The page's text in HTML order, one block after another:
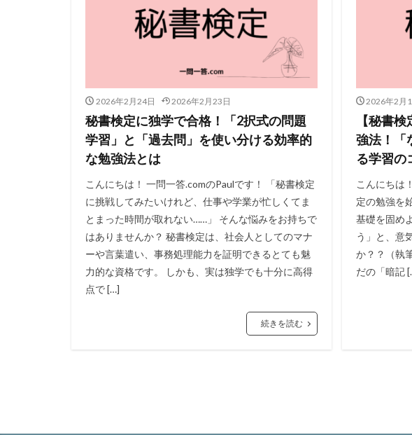
2026年2月24日 2026年2月23日
秘書検定に独学で合格！「2択式の問題
学習」と「過去問」を使い分ける効率的
な勉強法とは
こんにちは！ 一問一答.comのPaulです！ 「秘書検定
に挑戦してみたいけれど、仕事や学業が忙しくてま
とまった時間が取れない……」 そんな悩みをお持ちで
はありませんか？ 秘書検定は、社会人としてのマナ
ーや言葉遣い、事務処理能力を証明できるとても魅
力的な資格です。 しかも、実は独学でも十分に高得
点で […]
続きを読む
2026年2月
【秘書
強法！「
る学習の
こんにちは
定の勉強を
基礎を固め
う」と、意
か？？（執
だの「暗記